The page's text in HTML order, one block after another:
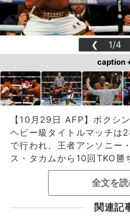
❮ 1/4
caption
【10月29日 AFP】ボクシ
ヘビー級タイトルマッチは
で行われ、王者アンソニー
ス・タカムから10回TKO勝
全文を
関連記